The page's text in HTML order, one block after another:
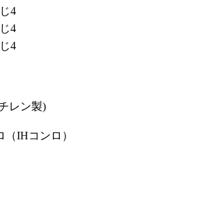
4
4
4
レン製)
（IHコンロ）